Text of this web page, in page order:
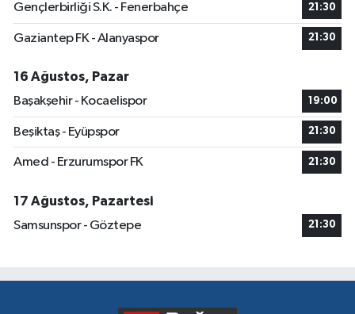
Gençlerbirliği S.K. - Fenerbahçe 21:30
Gaziantep FK - Alanyaspor 21:30
16 Ağustos, Pazar
Başakşehir - Kocaelispor
19:00
Beşiktaş - Eyüpspor 21:30
Amed - Erzurumspor FK 21:30
17 Ağustos, Pazartesi
Samsunspor - Göztepe
21:30